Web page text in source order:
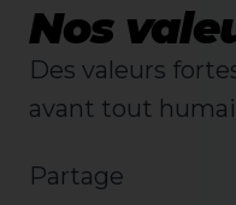
Nos
Des valeurs
avant tout
Partage